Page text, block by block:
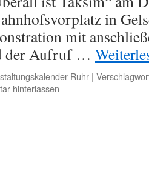
in
mit
der Aufruf …
Ruhr |
hinterlassen